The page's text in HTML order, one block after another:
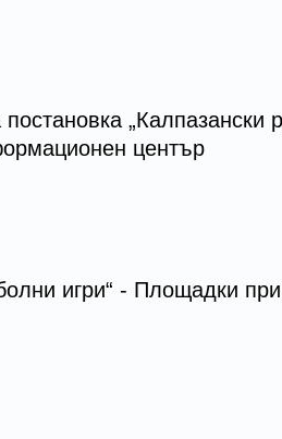
„Калпазански
център
игри“ - Площадки